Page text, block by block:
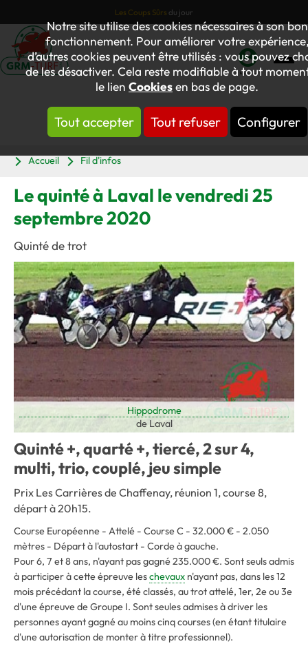
Notre site utilise des cookies nécessaires à son bon
fonctionnement. Pour améliorer votre
d’autres cookies peuvent être utilisés : vous pouvez
de les désactiver. Cela reste modifiable à tout
le lien Cookiesen bas de page.
Tout accepter Tout refuser Configurer
Les Coups Sûrs du jour
Mon
compte
Accueil
Fil d'infos
Le quinté à Laval le vendredi 25
septembre 2020
Quinté de trot
Hippodrome
de Laval
Quinté +, quarté +, tiercé, 2 sur 4,
multi, trio, couplé, jeu simple
Prix Les Carrières de Chaffenay, réunion 1, course 8,
départ à 20h15.
Course Européenne - Attelé - Course C - 32.000 € - 2.050
mètres - Départ à l'autostart - Corde à gauche.
Pour 6, 7 et 8 ans, n'ayant pas gagné 235.000 €. Sont seuls admis
à participer à cette épreuve leschevaux n'ayant pas, dans les 12
mois précédant la course, été classés, au trot attelé, 1er, 2e ou 3e
d'une épreuve de Groupe I. Sont seules admises à driver les
personnes ayant gagné au moins cinq courses (en étant titulaire
d'une autorisation de monter à titre professionnel).